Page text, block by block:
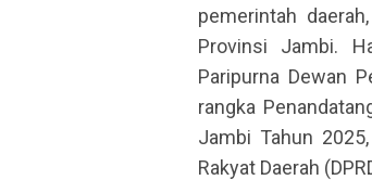
pemerintah
Provinsi Jambi.
Paripurna Dewan
rangka
Jambi Tahun
Rakyat Daerah